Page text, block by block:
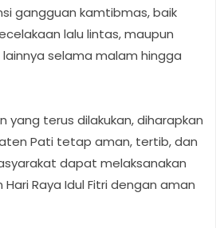
gangguan kamtibmas, baik
lalu lintas, maupun
selama malam hingga
yang terus dilakukan, diharapkan
Pati tetap aman, tertib, dan
dapat melaksanakan
Raya Idul Fitri dengan aman